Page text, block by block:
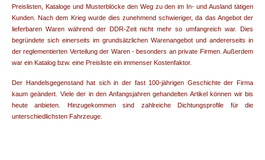
Preislisten, Kataloge und Musterblöcke den Weg zu den im In- und Ausland tätigen
Kunden. Nach dem Krieg wurde dies zunehmend schwieriger, da das Angebot der
lieferbaren Waren während der DDR-Zeit nicht mehr so umfangreich war. Dies
begründete sich einerseits im grundsätzlichen Warenangebot und andererseits in
der reglementierten Verteilung der Waren - besonders an private Firmen. Außerdem
war ein Katalog bzw. eine Preisliste ein immenser Kostenfaktor.
Der Handelsgegenstand hat sich in der fast 100-jährigen Geschichte der Firma
kaum geändert. Viele der in den Anfangsjahren gehandelten Artikel können wir bis
heute anbieten. Hinzugekommen sind zahlreiche Dichtungsprofile für die
unterschiedlichsten Fahrzeuge.